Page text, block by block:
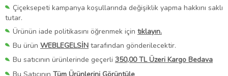
Çiçeksepeti kampanya koşullarında değişiklik yapma hakkını saklı
tutar.
Ürünün iade politikasını öğrenmek için tıklayın.
Bu ürün WEBLEGELSİN tarafından gönderilecektir.
Bu satıcının ürünlerinde geçerli 350,00 TL Üzeri Kargo Bedava
Bu Satıcının Tüm Ürünlerini Görüntüle